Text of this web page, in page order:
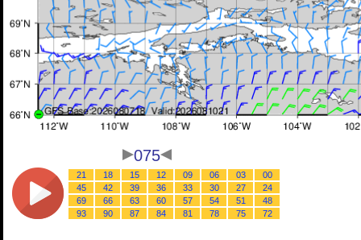
075
00
03
06
09
12
15
18
21
24
27
30
33
36
39
42
45
48
51
54
57
60
63
66
69
72
75
78
81
84
87
90
93